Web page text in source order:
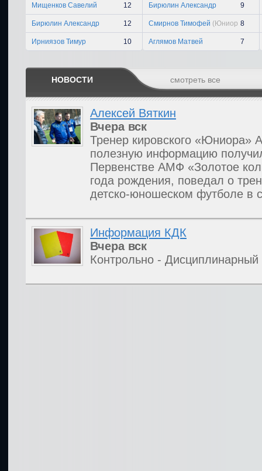
Мищенков Савелий
(Авангард 17)
12
Бирюлин Александр
(Авангард 17)
12
Ирниязов Тимур
(Доброград 17)
10
Бирюлин Александр
(Авангард 17)
9
Смирнов Тимофей (Юниор
17)
8
Аглямов Матвей
(Ставровец 17)
7
НОВОСТИ смотреть все
Алексей Вяткин
Вчера вск
Тренер кировского «Юниора»
полезную информацию
Первенстве АМФ «Золотое
года рождения, поведал о
детско-юношеском футболе в
Информация КДК
Вчера вск
Контрольно -